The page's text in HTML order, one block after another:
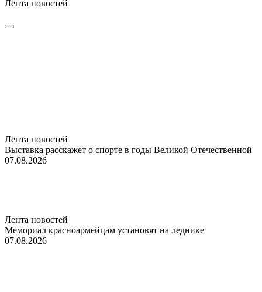
Лента новостей
Лента новостей
Выставка расскажет о спорте в годы Великой Отечественной
07.08.2026
Лента новостей
Мемориал красноармейцам установят на леднике
07.08.2026